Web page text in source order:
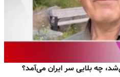
چه بلایی سر ایران می‌آمد؟